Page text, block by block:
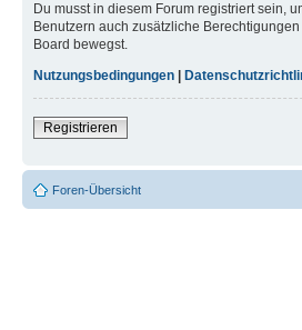
Du musst in diesem Forum registriert sein,
Benutzern auch zusätzliche
Board bewegst.
Nutzungsbedingungen
Registrieren
Foren-Übersicht